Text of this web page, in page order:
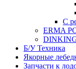
С
ERMA
Б/У Техника
Якорные
Запчасти к